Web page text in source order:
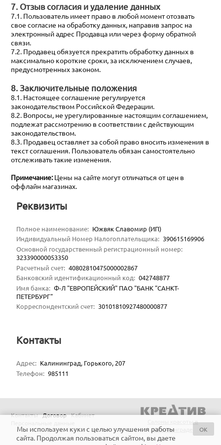
7. Отзыв согласия и удаление данных
7.1. Пользователь имеет право в любой момент отозвать
свое согласие на обработку данных, направив запрос на
электронный адрес Продавца или через форму обратной
связи.
7.2. Продавец обязуется прекратить обработку данных в
максимально короткие сроки, за исключением случаев,
предусмотренных законом.
8. Заключительные положения
8.1. Настоящее соглашение регулируется
законодательством Российской Федерации.
8.2. Вопросы, не урегулированные настоящим соглашением,
подлежат рассмотрению в соответствии с действующим
законодательством.
8.3. Продавец оставляет за собой право вносить изменения в
текст соглашения. Пользователь обязан самостоятельно
отслеживать такие изменения.
Примечание:Цены на сайте могут отличаться от цен в
оффлайн магазинах.
Реквизиты
Полное наименование: Южвяк Славомир (ИП)
Индивидуальный Номер Налогоплательщика: 390615169906
Основной государственный регистрационный номер:
323390000053350
Расчетный счет: 40802810475000002867
Банковский идентификационный код: 042748877
Имя банка: Ф-Л "ЕВРОПЕЙСКИЙ" ПАО "БАНК "САНКТ-
ПЕТЕРБУРГ"
Корреспондентский счет: 30101810927480000877
Контакты
Адрес: Калининград, Горького, 207
Телефон: 985111
Контакты Договор Кабинет
Салоны красоты в
Калининграде
Мы используем куки с целью улучшения работы
сайта. Продолжая пользоваться сайтом, вы даете
OK